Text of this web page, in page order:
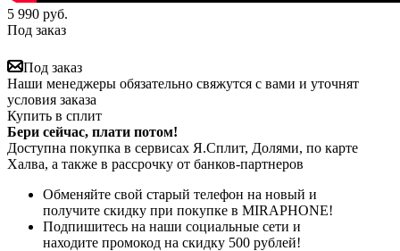
5 990 руб.
Под заказ
Под заказ
Наши менеджеры обязательно свяжутся с вами и уточнят
условия заказа
Купить в сплит
Бери сейчас, плати потом!
Доступна покупка в сервисах Я.Сплит, Долями, по карте
Халва, а также в рассрочку от банков-партнеров
Обменяйте свой старый телефон на новый и
получите скидку при покупке в MIRAPHONE!
Подпишитесь на наши социальные сети и
находите промокод на скидку 500 рублей!